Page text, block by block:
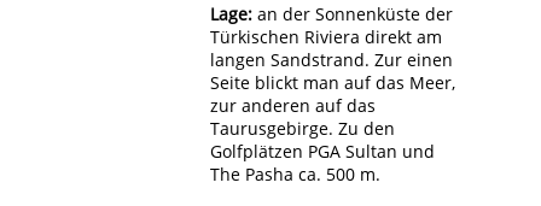
Lage: an der Sonnenküste der
Türkischen Riviera direkt am
langen Sandstrand. Zur einen
Seite blickt man auf das Meer,
zur anderen auf das
Taurusgebirge. Zu den
Golfplätzen PGA Sultan und
The Pasha ca. 500 m.